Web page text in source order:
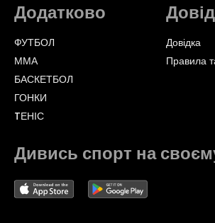
Додатково
ФУТБОЛ
ММА
БАСКЕТБОЛ
ГОНКИ
TЕНІС
Довідка
Правила
Дивись спорт на